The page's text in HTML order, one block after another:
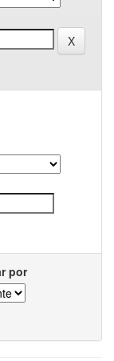
por